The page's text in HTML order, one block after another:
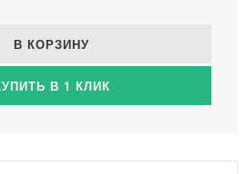
В КОРЗИНУ
В 1 КЛИК